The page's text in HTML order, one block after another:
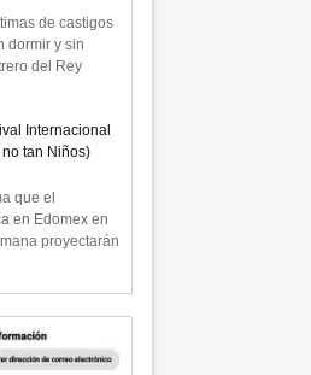
de castigos
dormir y sin
del Rey
Internacional
tan Niños)
que el
en Edomex en
proyectarán